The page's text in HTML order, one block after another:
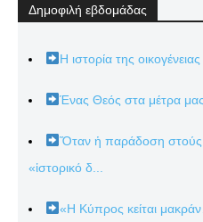
Δημοφιλή εβδομάδας
Η ιστορία της
Ένας Θεός στα μέτρα μας.
Ὅταν ἡ παράδοση στούς
«ἱστορικό δ...
«Η Κύπρος κείται